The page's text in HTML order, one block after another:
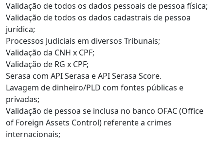
Validação de todos os dados pessoais de pessoa física;
Validação de todos os dados cadastrais de pessoa
jurídica;
Processos Judiciais em diversos Tribunais;
Validação da CNH x CPF;
Validação de RG x CPF;
Serasa com API Serasa e API Serasa Score.
Lavagem de dinheiro/PLD com fontes públicas e
privadas;
Validação de pessoa se inclusa no banco OFAC (Office
of Foreign Assets Control) referente a crimes
internacionais;